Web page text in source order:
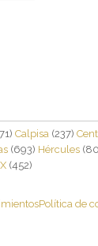
Calpisa (237)
(693) Hércules
(452)
Política de